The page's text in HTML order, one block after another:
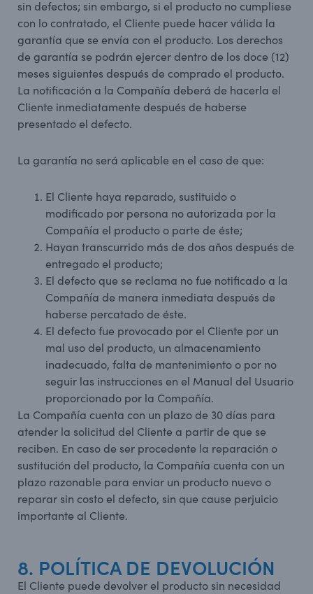
sin defectos; sin embargo, si el producto no cumpliese
con lo contratado, el Cliente puede hacer válida la
garantía que se envía con el producto. Los derechos
de garantía se podrán ejercer dentro de los doce (12)
meses siguientes después de comprado el producto.
La notificación a la Compañía deberá de hacerla el
Cliente inmediatamente después de haberse
presentado el defecto.
La garantía no será aplicable en el caso de que:
El Cliente haya reparado, sustituido o
modificado por persona no autorizada por la
Compañía el producto o parte de éste;
Hayan transcurrido más de dos años después de
entregado el producto;
El defecto que se reclama no fue notificado a la
Compañía de manera inmediata después de
haberse percatado de éste.
El defecto fue provocado por el Cliente por un
mal uso del producto, un almacenamiento
inadecuado, falta de mantenimiento o por no
seguir las instrucciones en el Manual del Usuario
proporcionado por la Compañía.
La Compañía cuenta con un plazo de 30 días para
atender la solicitud del Cliente a partir de que se
reciben. En caso de ser procedente la reparación o
sustitución del producto, la Compañía cuenta con un
plazo razonable para enviar un producto nuevo o
reparar sin costo el defecto, sin que cause perjuicio
importante al Cliente.
8. POLÍTICA DE DEVOLUCIÓN
El Cliente puede devolver el producto sin necesidad